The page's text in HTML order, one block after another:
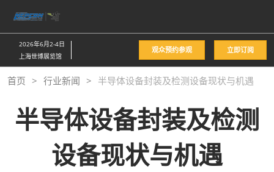
接
跳
至
内
2026年6月2-4日
上海世博展览馆
观众预约参观 立即订阅
首页 行业新闻 半导体设备封装及检测设备现状与机遇
半导体设备封装及检测
设备现状与机遇